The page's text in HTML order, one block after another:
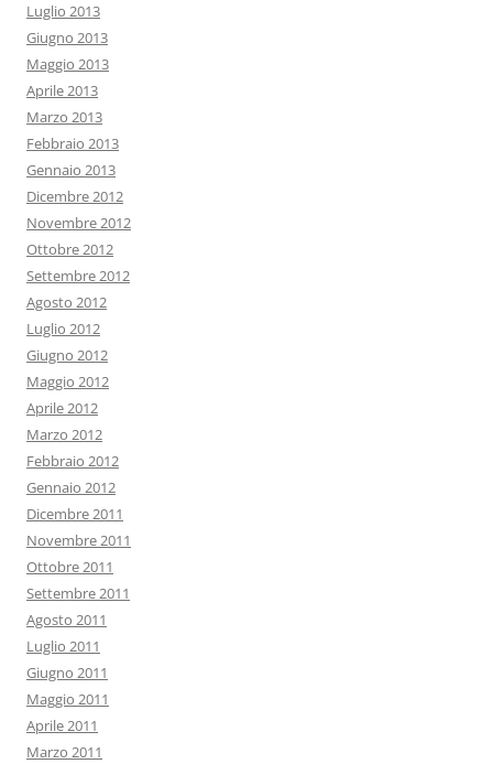
Luglio 2013
Giugno 2013
Maggio 2013
Aprile 2013
Marzo 2013
Febbraio 2013
Gennaio 2013
Dicembre 2012
Novembre 2012
Ottobre 2012
Settembre 2012
Agosto 2012
Luglio 2012
Giugno 2012
Maggio 2012
Aprile 2012
Marzo 2012
Febbraio 2012
Gennaio 2012
Dicembre 2011
Novembre 2011
Ottobre 2011
Settembre 2011
Agosto 2011
Luglio 2011
Giugno 2011
Maggio 2011
Aprile 2011
Marzo 2011